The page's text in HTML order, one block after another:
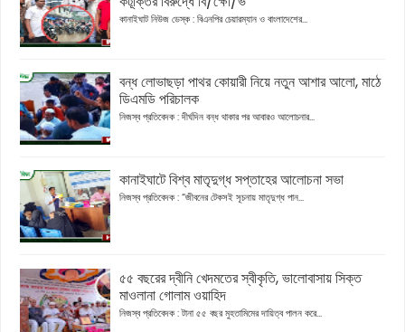
কানাইঘাট নিউজ ডেস্ক : বিএনপির চেয়ারম্যান ও বাংলাদেশের...
বন্ধ লোভাছড়া পাথর কোয়ারী নিয়ে নতুন আশার আলো, মাঠে
ডিএমডি পরিচালক
নিজস্ব প্রতিবেদক : দীর্ঘদিন বন্ধ থাকার পর আবারও আলোচনার...
কানাইঘাটে বিশ্ব মাতৃদুগ্ধ সপ্তাহের আলোচনা সভা
নিজস্ব প্রতিবেদক : “জীবনের টেকসই সূচনায় মাতৃদুগ্ধ পান...
৫৫ বছরের দ্বীনি খেদমতের স্বীকৃতি, ভালোবাসায় সিক্ত
মাওলানা গোলাম ওয়াহিদ
নিজস্ব প্রতিবেদক : টানা ৫৫ বছর মুহতামিমের দায়িত্ব পালন করে...